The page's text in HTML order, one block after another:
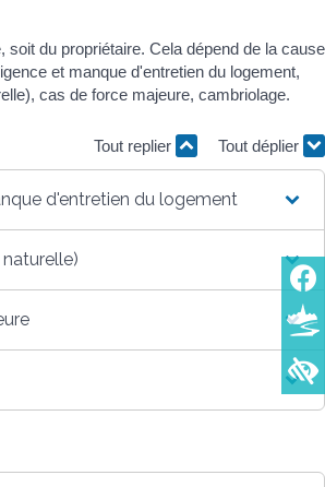
soit du propriétaire. Cela dépend de la cause
et manque d'entretien du logement,
cas de force majeure, cambriolage.
Tout replier Tout déplier
d'entretien du logement